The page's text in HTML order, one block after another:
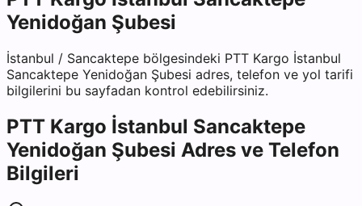
Yenidoğan Şubesi
İstanbul / Sancaktepe bölgesindeki PTT Kargo İstanbul
Sancaktepe Yenidoğan Şubesi adres, telefon ve yol tarifi
bilgilerini bu sayfadan kontrol edebilirsiniz.
PTT Kargo İstanbul Sancaktepe
Yenidoğan Şubesi Adres ve Telefon
Bilgileri